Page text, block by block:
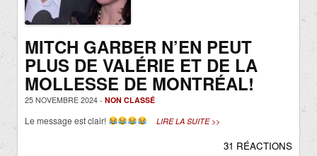
MITCH GARBER N’EN PEUT
PLUS DE VALÉRIE ET DE LA
MOLLESSE DE MONTRÉAL!
25 NOVEMBRE 2024 - NON CLASSÉ
Le message est clair! LIRE LA SUITE >>
31 RÉACTIONS